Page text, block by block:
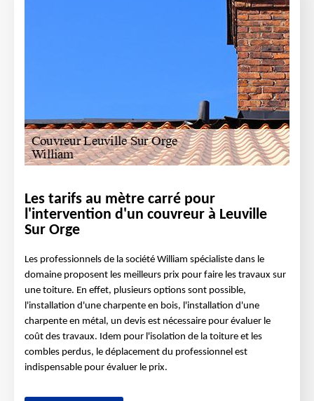
Les tarifs au mètre carré pour
l'intervention d'un couvreur à Leuville
Sur Orge
Les professionnels de la société William spécialiste dans le
domaine proposent les meilleurs prix pour faire les travaux sur
une toiture. En effet, plusieurs options sont possible,
l'installation d'une charpente en bois, l'installation d'une
charpente en métal, un devis est nécessaire pour évaluer le
coût des travaux. Idem pour l'isolation de la toiture et les
combles perdus, le déplacement du professionnel est
indispensable pour évaluer le prix.